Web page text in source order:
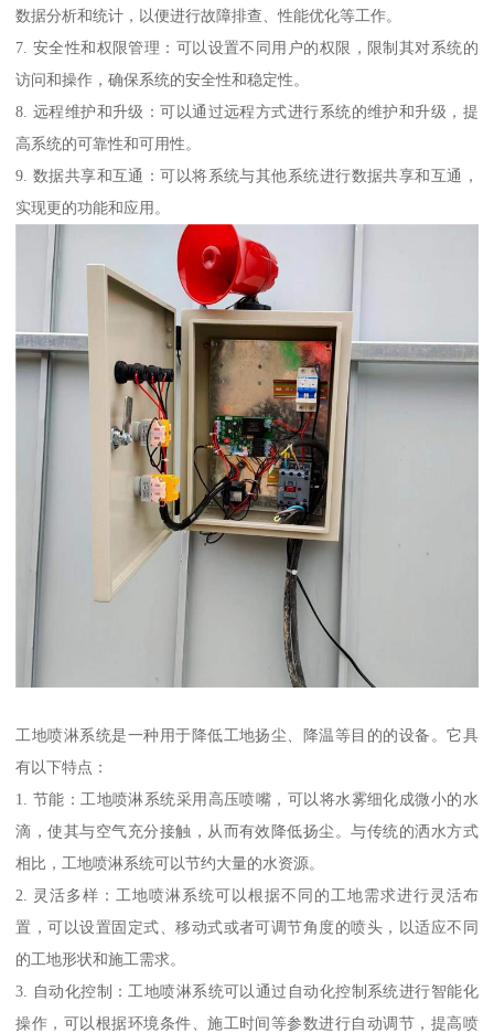
数据分析和统计，以便进行故障排查、性能优化等工作。
7. 安全性和权限管理：可以设置不同用户的权限，限制其对系统的
访问和操作，确保系统的安全性和稳定性。
8. 远程维护和升级：可以通过远程方式进行系统的维护和升级，提
高系统的可靠性和可用性。
9. 数据共享和互通：可以将系统与其他系统进行数据共享和互通，
实现更的功能和应用。
工地喷淋系统是一种用于降低工地扬尘、降温等目的的设备。它具
有以下特点：
1. 节能：工地喷淋系统采用高压喷嘴，可以将水雾细化成微小的水
滴，使其与空气充分接触，从而有效降低扬尘。与传统的洒水方式
相比，工地喷淋系统可以节约大量的水资源。
2. 灵活多样：工地喷淋系统可以根据不同的工地需求进行灵活布
置，可以设置固定式、移动式或者可调节角度的喷头，以适应不同
的工地形状和施工需求。
3. 自动化控制：工地喷淋系统可以通过自动化控制系统进行智能化
操作，可以根据环境条件、施工时间等参数进行自动调节，提高喷